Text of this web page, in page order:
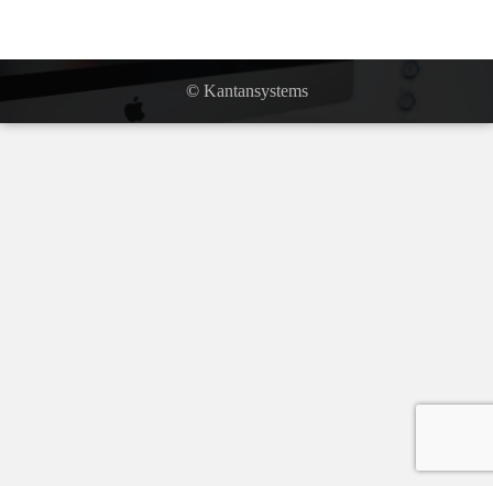
© Kantansystems